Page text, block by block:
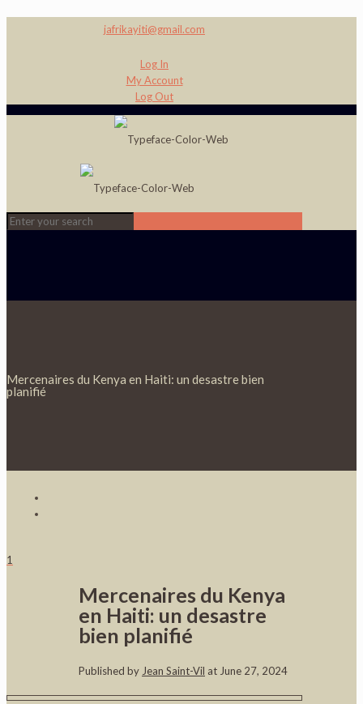
jafrikayiti@gmail.com
Log In
My Account
Log Out
Mercenaires du Kenya en Haiti: un desastre bien
planifié
1
Mercenaires du Kenya
en Haiti: un desastre
bien planifié
Published by Jean Saint-Vil at June 27, 2024